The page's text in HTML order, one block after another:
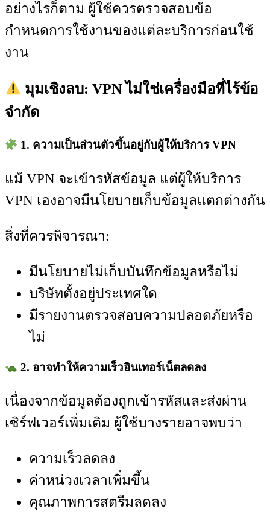
อย่างไรก็ตาม ผู้ใช้ควรตรวจสอบข้อ
กำหนดการใช้งานของแต่ละบริการก่อนใช้
งาน
มุมเชิงลบ: VPN ไม่ใช่เครื่องมือที่ไร้ข้อ
จำกัด
1. ความเป็นส่วนตัวขึ้นอยู่กับผู้ให้บริการ VPN
แม้ VPN จะเข้ารหัสข้อมูล แต่ผู้ให้บริการ
VPN เองอาจมีนโยบายเก็บข้อมูลแตกต่างกัน
สิ่งที่ควรพิจารณา:
มีนโยบายไม่เก็บบันทึกข้อมูลหรือไม่
บริษัทตั้งอยู่ประเทศใด
มีรายงานตรวจสอบความปลอดภัยหรือ
ไม่
2. อาจทำให้ความเร็วอินเทอร์เน็ตลดลง
เนื่องจากข้อมูลต้องถูกเข้ารหัสและส่งผ่าน
เซิร์ฟเวอร์เพิ่มเติม ผู้ใช้บางรายอาจพบว่า
ความเร็วลดลง
ค่าหน่วงเวลาเพิ่มขึ้น
คุณภาพการสตรีมลดลง